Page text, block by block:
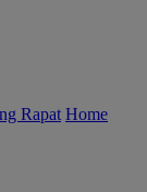
Rapat Home